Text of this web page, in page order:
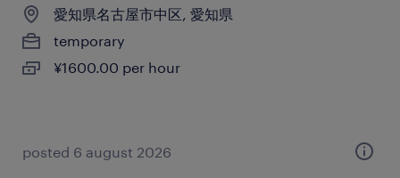
愛知県名古屋市中区, 愛知県
temporary
¥1600.00 per hour
posted 6 august 2026